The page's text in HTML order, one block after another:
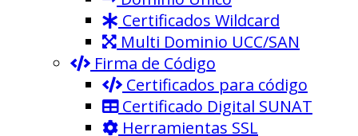
Certificados Wildcard
Multi Dominio UCC/SAN
Firma de Código
Certificados para código
Certificado Digital SUNAT
Herramientas SSL